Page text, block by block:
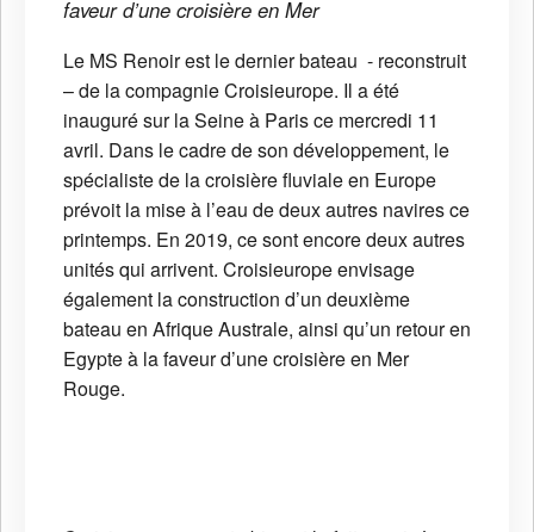
faveur d’une croisière en Mer
Le MS Renoir est le dernier bateau - reconstruit
– de la compagnie Croisieurope. Il a été
inauguré sur la Seine à Paris ce mercredi 11
avril. Dans le cadre de son développement, le
spécialiste de la croisière fluviale en Europe
prévoit la mise à l’eau de deux autres navires ce
printemps. En 2019, ce sont encore deux autres
unités qui arrivent. Croisieurope envisage
également la construction d’un deuxième
bateau en Afrique Australe, ainsi qu’un retour en
Egypte à la faveur d’une croisière en Mer
Rouge.